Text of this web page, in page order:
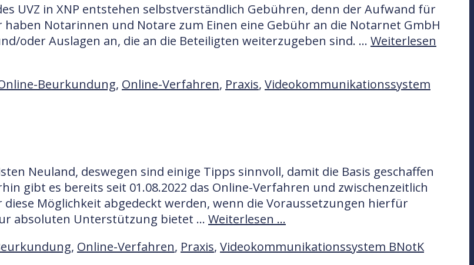
UVZ in XNP entstehen selbstverständlich Gebühren, denn der Aufwand für
Notarinnen und Notare zum Einen eine Gebühr an die Notarnet GmbH
oder Auslagen an, die an die Beteiligten weiterzugeben sind. … Weiterlesen
Beurkundung, Online-Verfahren, Praxis, Videokommunikationssystem
Neuland, deswegen sind einige Tipps sinnvoll, damit die Basis geschaffen
gibt es bereits seit 01.08.2022 das Online-Verfahren und zwischenzeitlich
Möglichkeit abgedeckt werden, wenn die Voraussetzungen hierfür
absoluten Unterstützung bietet … Weiterlesen …
, Online-Verfahren, Praxis, Videokommunikationssystem BNotK